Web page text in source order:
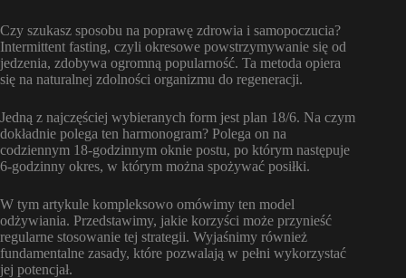
Czy szukasz sposobu na poprawę zdrowia i samopoczucia?
Intermittent fasting, czyli okresowe powstrzymywanie się od
jedzenia, zdobywa ogromną popularność. Ta metoda opiera
się na naturalnej zdolności organizmu do regeneracji.
Jedną z najczęściej wybieranych form jest plan 18/6. Na czym
dokładnie polega ten harmonogram? Polega on na
codziennym 18-godzinnym oknie postu, po którym następuje
6-godzinny okres, w którym można spożywać posiłki.
W tym artykule kompleksowo omówimy ten model
odżywiania. Przedstawimy, jakie korzyści może przynieść
regularne stosowanie tej strategii. Wyjaśnimy również
fundamentalne zasady, które pozwalają w pełni wykorzystać
jej potencjał.